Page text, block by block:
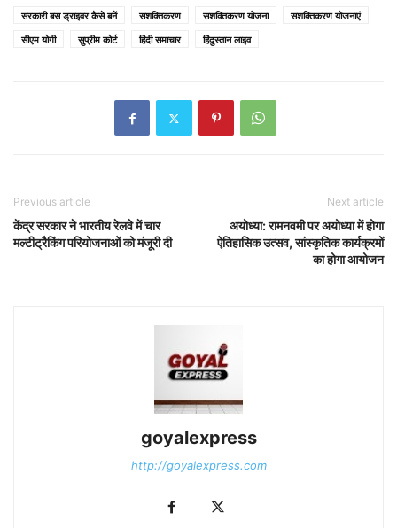
सरकारी बस ड्राइवर कैसे बनें
सशक्तिकरण सशक्तिकरण योजना
सशक्तिकरण योजनाएं
सीएम योगी
सुप्रीम कोर्ट हिंदी समाचार हिंदुस्तान लाइव
Previous article
केंद्र सरकार ने भारतीय रेलवे में चार
मल्टीट्रैकिंग परियोजनाओं को मंजूरी दी
Next article
अयोध्या: रामनवमी पर अयोध्या में होगा
ऐतिहासिक उत्सव, सांस्कृतिक कार्यक्रमों
का होगा आयोजन
goyalexpress
http://goyalexpress.com